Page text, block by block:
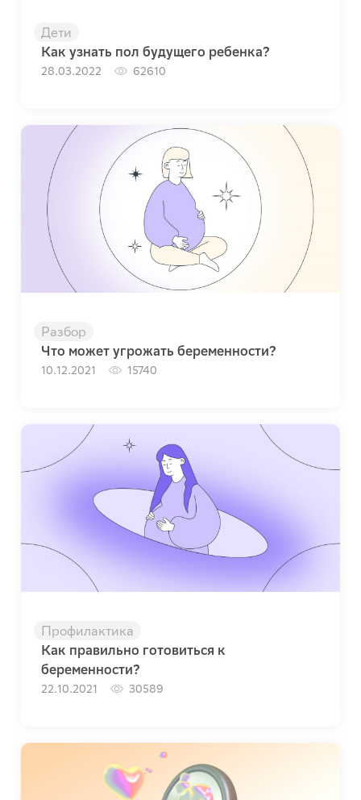
Дети
Как узнать пол будущего ребенка?
28.03.2022 62610
Разбор
Что может угрожать беременности?
10.12.2021 15740
Профилактика
Как правильно готовиться к
беременности?
22.10.2021 30589